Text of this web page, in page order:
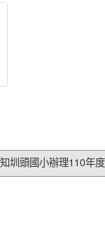
圳頭國小辦理110年